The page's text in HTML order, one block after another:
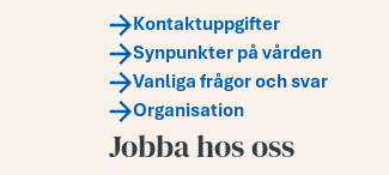
Kontaktuppgifter
Synpunkter på vården
Vanliga frågor och svar
Organisation
Jobba hos oss